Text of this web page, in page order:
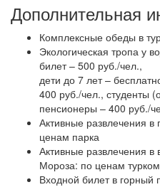
Дополнительная
Комплексные обеды в
Экологическая тропа у
билет – 500 руб./чел.,
дети до 7 лет –
400 руб./чел., студенты
пенсионеры – 400 руб./
Активные развлечения
ценам парка
Активные развлечения в
Мороза: по ценам
Входной билет в горный